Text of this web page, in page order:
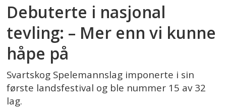
Debuterte i nasjonal
tevling: – Mer enn vi kunne
håpe på
Svartskog Spelemannslag imponerte i sin
første landsfestival og ble nummer 15 av 32
lag.